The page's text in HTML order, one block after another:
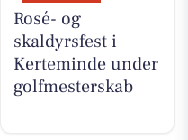
Rosé- og
skaldyrsfest i
Kerteminde under
golfmesterskab